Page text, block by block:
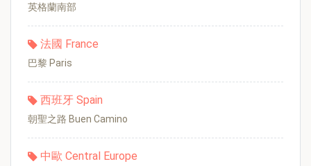
英格蘭南部
法國 France
巴黎 Paris
西班牙 Spain
朝聖之路 Buen Camino
中歐 Central Europe